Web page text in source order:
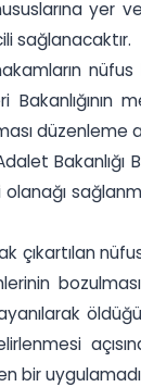
yer
sağlanacaktır.
düzenleme
çıkartılan
bir